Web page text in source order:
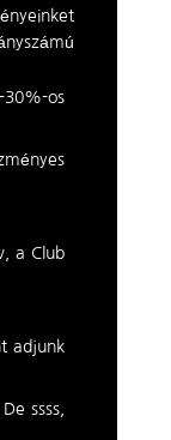
os
a Club
adjunk
ssss,